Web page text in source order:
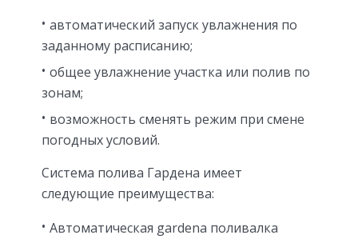
автоматический запуск увлажнения по
заданному расписанию;
общее увлажнение участка или полив по
зонам;
возможность сменять режим при смене
погодных условий.
Система полива Гардена имеет
следующие преимущества:
Автоматическая gardena поливалка